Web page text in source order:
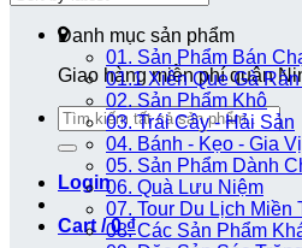
Giao hàng miễn phí quận
Search
for:
Login
Cart /0₫
Danh mục sản phẩm
01. Sản Phẩm Bán
01.1 Xiên Que Gà
02. Sản Phẩm Khô
03. Trái Cây - Hải Sản
04. Bánh - Kẹo - Gia Vị
05. Sản Phẩm Dành
06. Quà Lưu Niệm
07. Tour Du Lịch Miền
08. Các Sản Phẩm